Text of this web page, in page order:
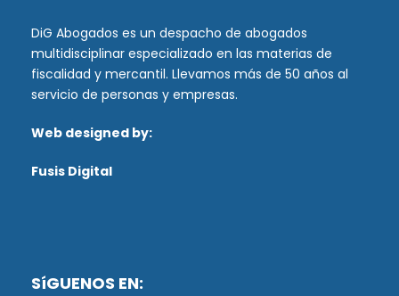
DiG Abogados es un despacho de abogados
multidisciplinar especializado en las materias de
fiscalidad y mercantil. Llevamos más de 50 años al
servicio de personas y empresas.
Web designed by:
Fusis Digital
SíGUENOS EN: